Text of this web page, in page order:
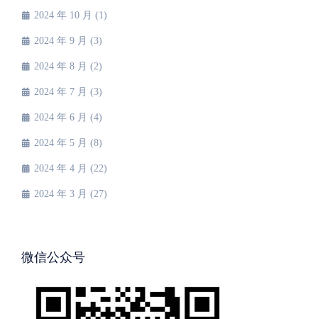
2024 年 10 月 (1)
2024 年 9 月 (3)
2024 年 8 月 (2)
2024 年 7 月 (3)
2024 年 6 月 (4)
2024 年 5 月 (8)
2024 年 4 月 (22)
2024 年 3 月 (27)
微信公众号